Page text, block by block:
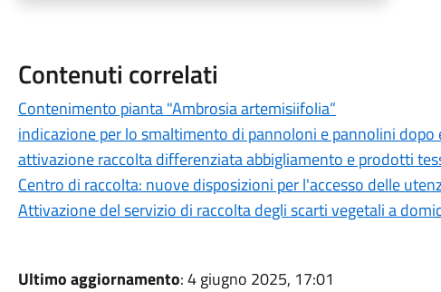
Contenuti correlati
Contenimento pianta "Ambrosia artemisiifolia”
indicazione per lo smaltimento di pannoloni e pannolini
attivazione raccolta differenziata abbigliamento e prodotti
Centro di raccolta: nuove disposizioni per l'accesso delle
Attivazione del servizio di raccolta degli scarti vegetali a
Ultimo aggiornamento: 4 giugno 2025, 17:01